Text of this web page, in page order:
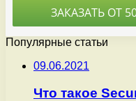
Популярные статьи
09.06.2021
Что такое